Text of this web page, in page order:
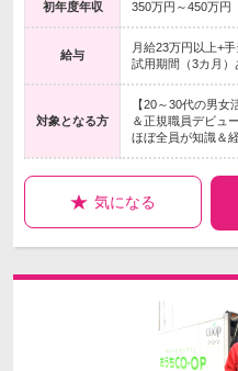
初年度年収 350万円～450万円
給与
月給23万円以上+
試用期間（3カ月
対象となる方
【20～30代の男
＆正規職員デビュ
ほぼ全員が知識＆
気になる